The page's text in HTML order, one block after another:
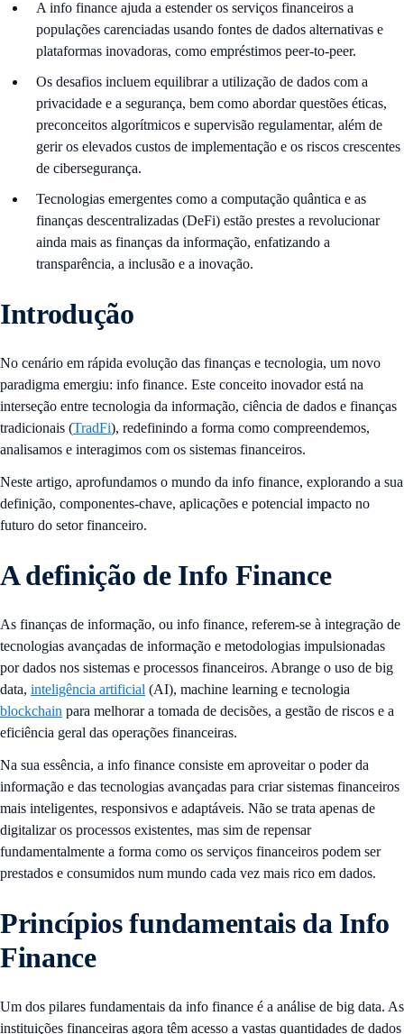
A info finance ajuda a estender os serviços financeiros a
populações carenciadas usando fontes de dados alternativas e
plataformas inovadoras, como empréstimos peer-to-peer.
Os desafios incluem equilibrar a utilização de dados com a
privacidade e a segurança, bem como abordar questões éticas,
preconceitos algorítmicos e supervisão regulamentar, além de
gerir os elevados custos de implementação e os riscos crescentes
de cibersegurança.
Tecnologias emergentes como a computação quântica e as
finanças descentralizadas (DeFi) estão prestes a revolucionar
ainda mais as finanças da informação, enfatizando a
transparência, a inclusão e a inovação.
Introdução
No cenário em rápida evolução das finanças e tecnologia, um novo
paradigma emergiu: info finance. Este conceito inovador está na
interseção entre tecnologia da informação, ciência de dados e finanças
tradicionais (TradFi), redefinindo a forma como compreendemos,
analisamos e interagimos com os sistemas financeiros.
Neste artigo, aprofundamos o mundo da info finance, explorando a sua
definição, componentes-chave, aplicações e potencial impacto no
futuro do setor financeiro.
A definição de Info Finance
As finanças de informação, ou info finance, referem-se à integração de
tecnologias avançadas de informação e metodologias impulsionadas
por dados nos sistemas e processos financeiros. Abrange o uso de big
data, inteligência artificial (AI), machine learning e tecnologia
blockchain para melhorar a tomada de decisões, a gestão de riscos e a
eficiência geral das operações financeiras.
Na sua essência, a info finance consiste em aproveitar o poder da
informação e das tecnologias avançadas para criar sistemas financeiros
mais inteligentes, responsivos e adaptáveis. Não se trata apenas de
digitalizar os processos existentes, mas sim de repensar
fundamentalmente a forma como os serviços financeiros podem ser
prestados e consumidos num mundo cada vez mais rico em dados.
Princípios fundamentais da Info
Finance
Um dos pilares fundamentais da info finance é a análise de big data. As
instituições financeiras agora têm acesso a vastas quantidades de dados